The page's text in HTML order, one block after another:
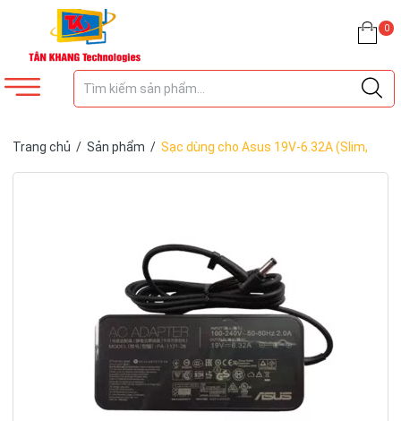
0
Trang chủ / Sản phẩm / Sạc dùng cho Asus 19V-6.32A (Slim,